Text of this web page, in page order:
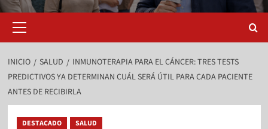
INICIO SALUD
INMUNOTERAPIA PARA EL CÁNCER: TRES TESTS
PREDICTIVOS YA DETERMINAN CUÁL SERÁ ÚTIL PARA CADA PACIENTE
ANTES DE RECIBIRLA
DESTACADO SALUD